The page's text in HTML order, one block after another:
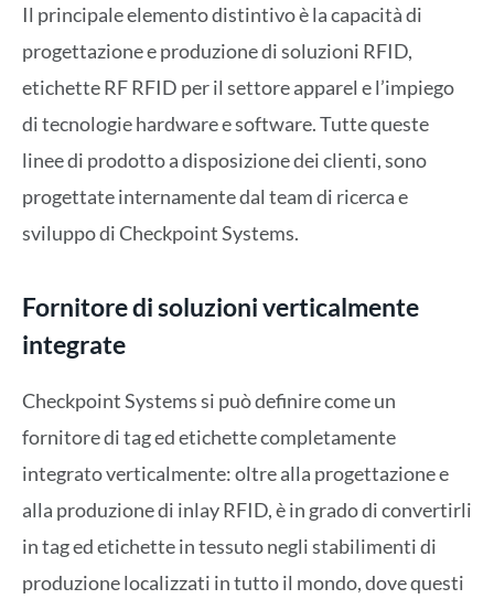
Il principale elemento distintivo è la capacità di
progettazione e produzione di soluzioni RFID,
etichette RF RFID per il settore apparel e l’impiego
di tecnologie hardware e software. Tutte queste
linee di prodotto a disposizione dei clienti, sono
progettate internamente dal team di ricerca e
sviluppo di Checkpoint Systems.
Fornitore di soluzioni verticalmente
integrate
Checkpoint Systems si può definire come un
fornitore di tag ed etichette completamente
integrato verticalmente: oltre alla progettazione e
alla produzione di inlay RFID, è in grado di convertirli
in tag ed etichette in tessuto negli stabilimenti di
produzione localizzati in tutto il mondo, dove questi